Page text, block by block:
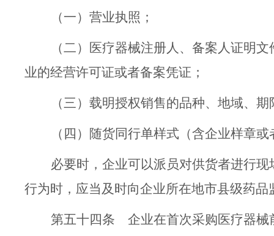
（一）营业执照；
（二）医疗器械注册人、备案人证明
业的经营许可证或者备案凭证；
（三）载明授权销售的品种、地域、
（四）随货同行单样式（含企业样章或
必要时，企业可以派员对供货者进行
行为时，应当及时向企业所在地市县级药品
第五十四条 企业在首次采购医疗器械